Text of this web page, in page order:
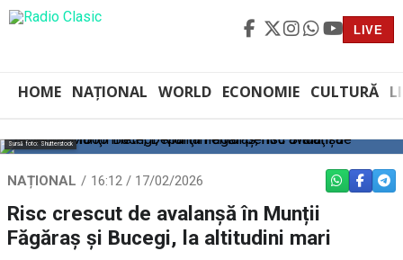
LIVE
HOME NAȚIONAL WORLD ECONOMIE CULTURĂ
Sursă foto: Shutterstock
NAȚIONAL 16:12 / 17/02/2026 WHATSAPP
Risc crescut de avalanșă în Munții
Făgăraș și Bucegi, la altitudini mari